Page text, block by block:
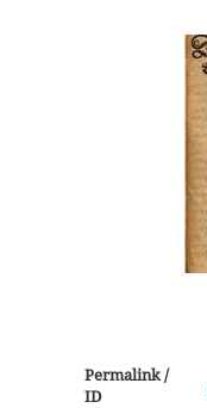
Permalink /
ID